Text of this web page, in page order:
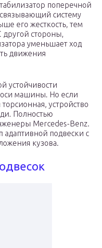
поперечной
систему
его жесткость, тем
другой стороны,
уменьшает ход
движения
устойчивости
машины. Но если
устройство
Полностью
Mercedes-Benz.
адаптивной подвески с
кузова.